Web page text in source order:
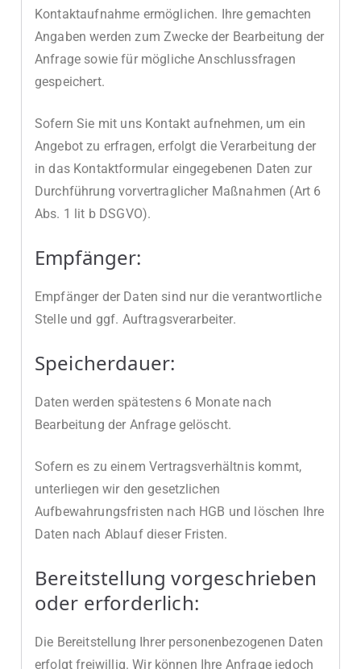
Kontaktaufnahme ermöglichen. Ihre gemachten
Angaben werden zum Zwecke der Bearbeitung der
Anfrage sowie für mögliche Anschlussfragen
gespeichert.
Sofern Sie mit uns Kontakt aufnehmen, um ein
Angebot zu erfragen, erfolgt die Verarbeitung der
in das Kontaktformular eingegebenen Daten zur
Durchführung vorvertraglicher Maßnahmen (Art 6
Abs. 1 lit b DSGVO).
Empfänger:
Empfänger der Daten sind nur die verantwortliche
Stelle und ggf. Auftragsverarbeiter.
Speicherdauer:
Daten werden spätestens 6 Monate nach
Bearbeitung der Anfrage gelöscht.
Sofern es zu einem Vertragsverhältnis kommt,
unterliegen wir den gesetzlichen
Aufbewahrungsfristen nach HGB und löschen Ihre
Daten nach Ablauf dieser Fristen.
Bereitstellung vorgeschrieben
oder erforderlich:
Die Bereitstellung Ihrer personenbezogenen Daten
erfolgt freiwillig. Wir können Ihre Anfrage jedoch